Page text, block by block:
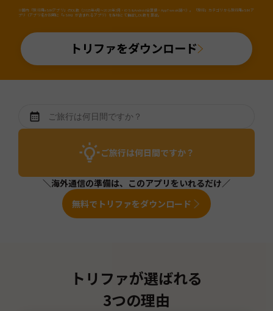
※国内「旅行用eSIMアプリ」のDL数（2025年4月～2026年3月・iOS&Android合算値・AppTweak調べ）。「旅行」カテゴリから旅行用eSIMア
プリ（アプリ名か説明に「eSIM」が含まれるアプリ）を当社にて抽出しDL数を算出。
トリファをダウンロード
ご旅行は何日間ですか？
＼海外通信の準備は、このアプリをいれるだけ／
無料でトリファをダウンロード
トリファが選ばれる
3つの理由